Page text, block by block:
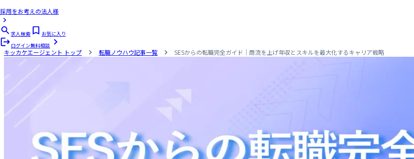
採用をお考えの法人様
求人検索
お気に入り
ログイン無料相談
キッカケエージェント トップ 転職ノウハウ記事一覧 SESからの転職完全ガイド｜商流を上げ年収とスキルを最大化するキャリア戦略